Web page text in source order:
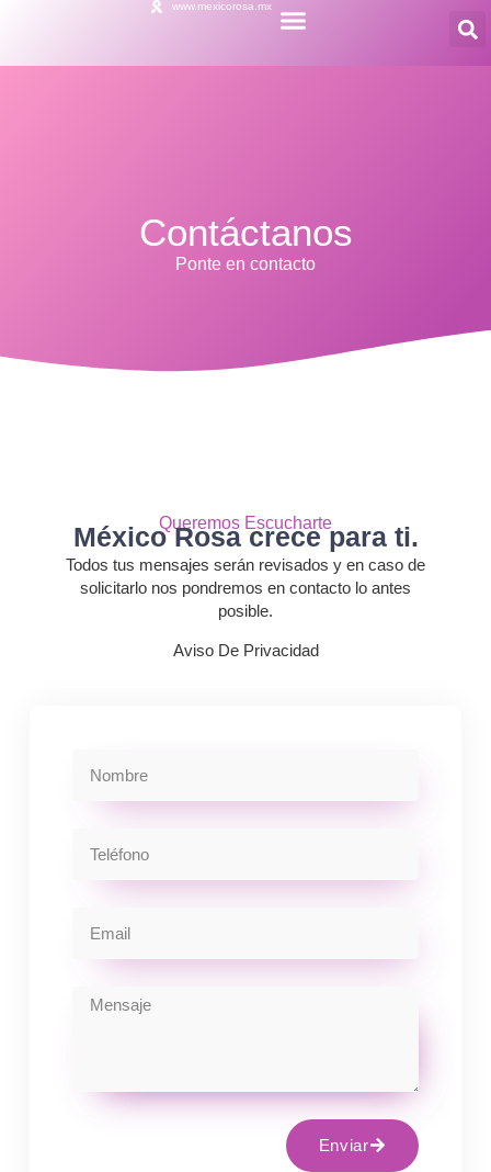
www.mexicorosa.mx
Contáctanos
Ponte en contacto
Enviar
Queremos Escucharte
México Rosa crece para ti.
Todos tus mensajes serán revisados y en caso de
solicitarlo nos pondremos en contacto lo antes
posible.
Aviso De Privacidad